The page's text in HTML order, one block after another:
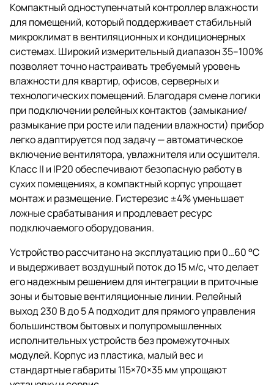
Компактный одноступенчатый контроллер влажности
для помещений, который поддерживает стабильный
микроклимат в вентиляционных и кондиционерных
системах. Широкий измерительный диапазон 35–100%
позволяет точно настраивать требуемый уровень
влажности для квартир, офисов, серверных и
технологических помещений. Благодаря смене логики
при подключении релейных контактов (замыкание/
размыкание при росте или падении влажности) прибор
легко адаптируется под задачу — автоматическое
включение вентилятора, увлажнителя или осушителя.
Класс II и IP20 обеспечивают безопасную работу в
сухих помещениях, а компактный корпус упрощает
монтаж и размещение. Гистерезис ±4% уменьшает
ложные срабатывания и продлевает ресурс
подключаемого оборудования.
Устройство рассчитано на эксплуатацию при 0…60 °C
и выдерживает воздушный поток до 15 м/с, что делает
его надежным решением для интеграции в приточные
зоны и бытовые вентиляционные линии. Релейный
выход 230 В до 5 А подходит для прямого управления
большинством бытовых и полупромышленных
исполнительных устройств без промежуточных
модулей. Корпус из пластика, малый вес и
стандартные габариты 115×70×35 мм упрощают